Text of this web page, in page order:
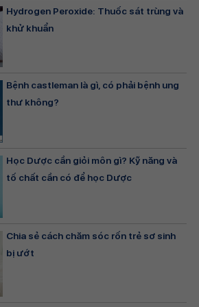
Hydrogen Peroxide: Thuốc sát trùng và
khử khuẩn
Bệnh castleman là gì, có phải bệnh ung
thư không?
Học Dược cần giỏi môn gì? Kỹ năng và
tố chất cần có để học Dược
Chia sẻ cách chăm sóc rốn trẻ sơ sinh
bị ướt